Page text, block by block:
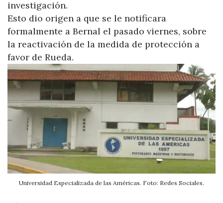
investigación.
Esto dio origen a que se le notificara
formalmente a Bernal el pasado viernes, sobre
la reactivación de la medida de protección a
favor de Rueda.
Universidad Especializada de las Américas. Foto: Redes Sociales.